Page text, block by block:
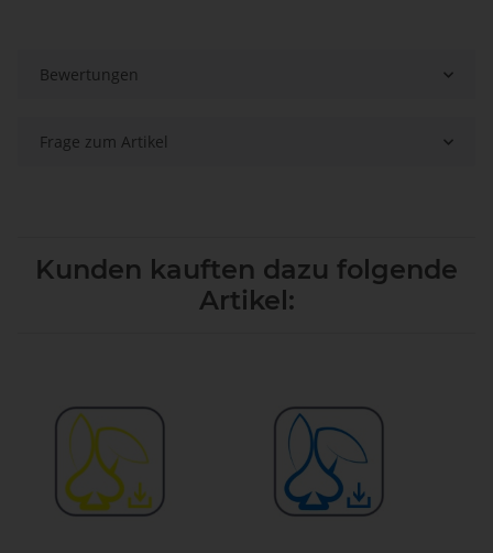
Bewertungen
Frage zum Artikel
Kunden kauften dazu folgende
Artikel: